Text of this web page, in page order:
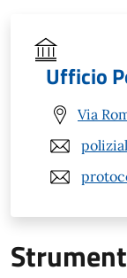
Ufficio
Via